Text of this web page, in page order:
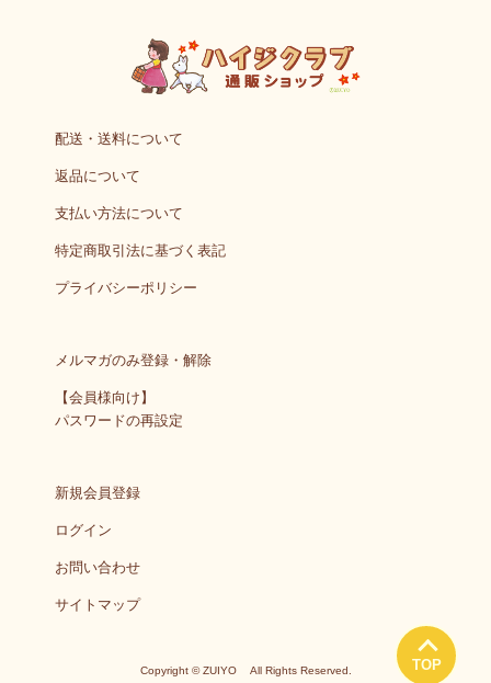
TOP
配送・送料について
返品について
支払い方法について
特定商取引法に基づく表記
プライバシーポリシー
メルマガのみ登録・解除
【会員様向け】
パスワードの再設定
新規会員登録
ログイン
お問い合わせ
サイトマップ
Copyright © ZUIYO All Rights Reserved.